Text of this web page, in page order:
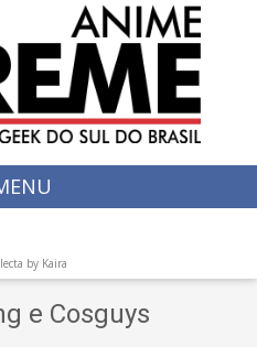
by Kaira
e Cosguys